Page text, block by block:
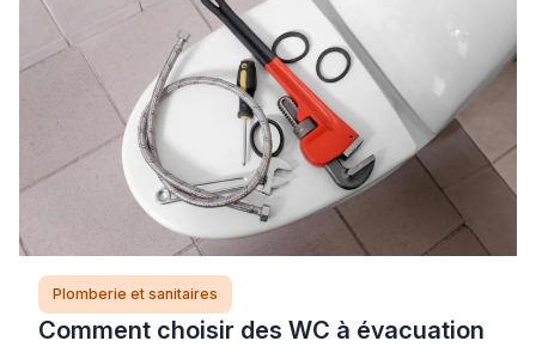
éviter que les dégâts […]
Plomberie et sanitaires
Comment choisir des WC à évacuation